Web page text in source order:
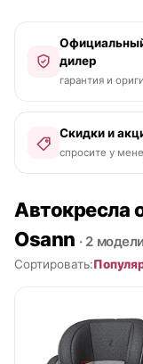
дилер
гарантия и
Скидки и
спросите у
Автокресла
Osann · 2 модели
Сортировать: